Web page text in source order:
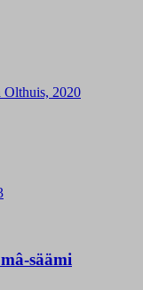
Olthuis, 2020
säämi